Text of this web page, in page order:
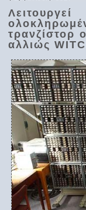
τρανζίστορ
αλλιώς